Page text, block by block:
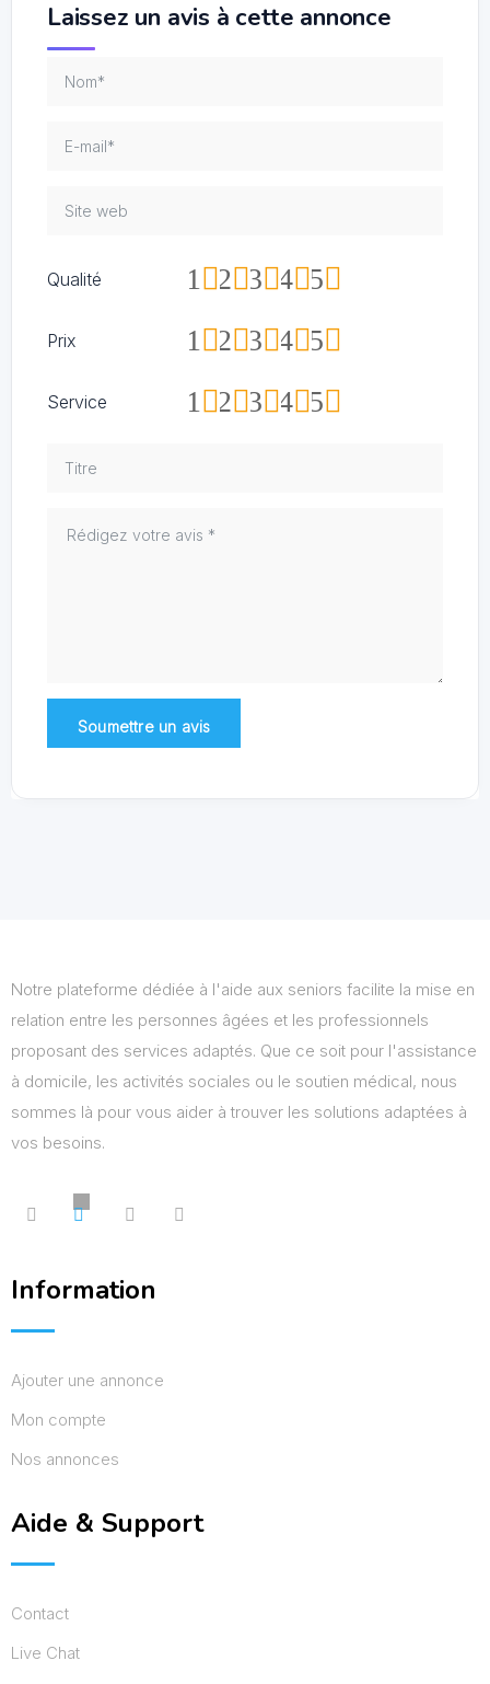
Laissez un avis à cette annonce
Qualité 5
4
3
2
1
Prix 5
4
3
2
1
Service 5
4
3
2
1
Notre plateforme dédiée à l'aide aux seniors facilite la mise en
relation entre les personnes âgées et les professionnels
proposant des services adaptés. Que ce soit pour l'assistance
à domicile, les activités sociales ou le soutien médical, nous
sommes là pour vous aider à trouver les solutions adaptées à
vos besoins.
Information
Ajouter une annonce
Mon compte
Nos annonces
Aide & Support
Contact
Live Chat